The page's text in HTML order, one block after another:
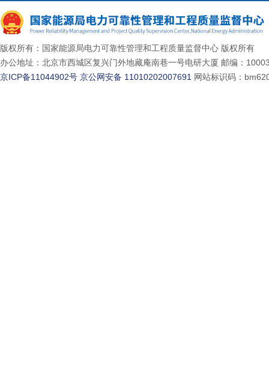
版权所有：国家能源局电力可靠性管理和工程质量监督中心 版权所有
办公地址：北京市西城区复兴门外地藏庵南巷一号电研大厦 邮编：
京ICP备11044902号 京公网安备 11010202007691 网站标识码：